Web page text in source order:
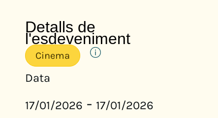
Detalls de
l'esdeveniment
Cinema
Data
17/01/2026 - 17/01/2026